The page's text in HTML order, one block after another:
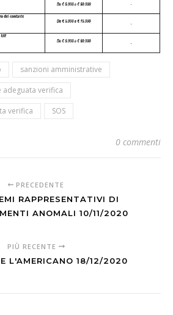
sanzioni amministrative
adeguata verifica
verifica
SOS
0 commenti
PRECEDENTE
RAPPRESENTATIVI DI
ANOMALI 10/11/2020
PIÙ RECENTE
L'AMERICANO 18/12/2020